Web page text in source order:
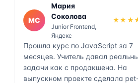
МС
Мария
Соколова
Junior Frontend,
Яндекс
Прошла курс по JavaScript за 7
месяцев. Учитель давал
задачи как с продакшена. На
выпускном проекте сделала